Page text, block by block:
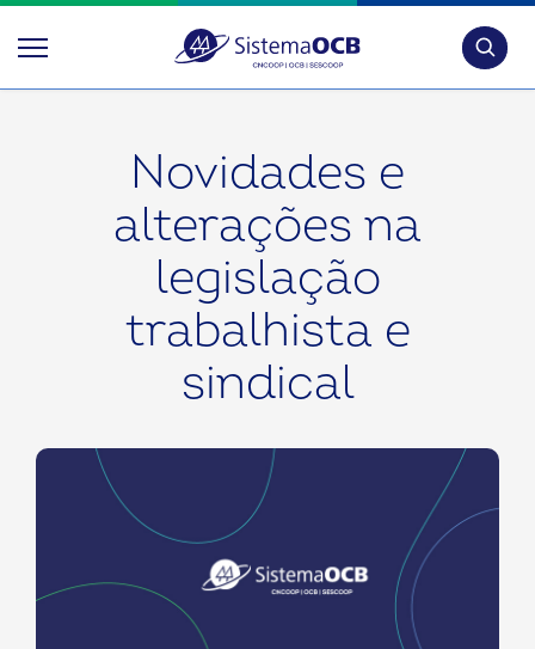
Novidades e
alterações na
legislação
trabalhista e
sindical